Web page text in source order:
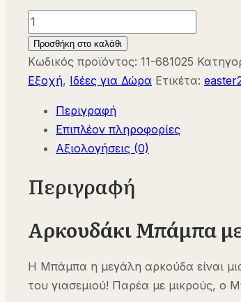
Αρκουδάκι
Μπάμπα
με
Αρθρώσεις
Κουτί
Μινούκα
Moulin
681025
Προσθήκη στο καλάθι
Κωδικός προϊόντος: 11-681025
Εξοχή, Ιδέες για Δώρα Ετικέτα:
Περιγραφή
Επιπλέον πληροφορίες
Αξιολογήσεις (0)
Περιγραφή
Αρκουδάκι Μπάμπα
Η Μπάμπα η μεγάλη αρκούδα είναι
του γιασεμιού! Παρέα με μικρούς, ο